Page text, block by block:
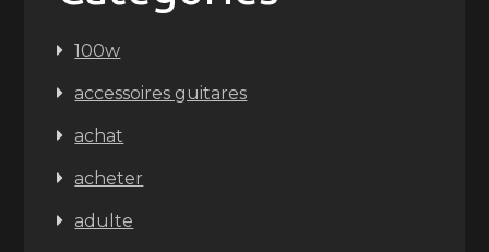
100w
accessoires guitares
achat
acheter
adulte